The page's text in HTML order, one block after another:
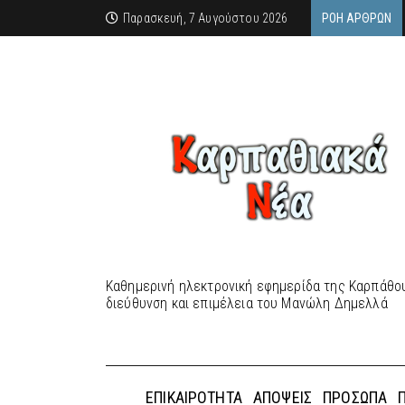
Παρασκευή, 7 Αυγούστου 2026 ΡΟΉ ΆΡΘΡΩΝ
Καθημερινή ηλεκτρονική εφημερίδα της
διεύθυνση και επιμέλεια του Μανώλη Δημελλά
ΕΠΙΚΑΙΡΌΤΗΤΑ ΑΠΌΨΕΙΣ ΠΡΌΣΩΠΑ